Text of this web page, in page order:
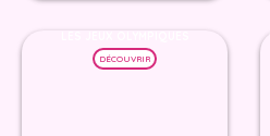
DÉCOUVRIR